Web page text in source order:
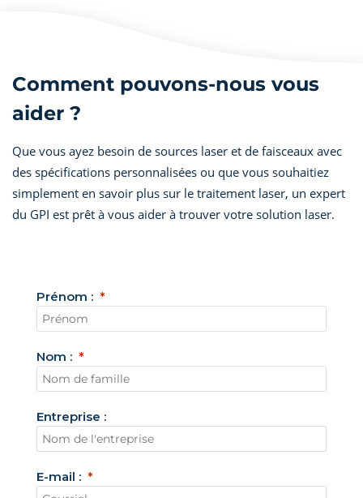
Comment pouvons-nous vous
aider ?
Que vous ayez besoin de sources laser et de faisceaux avec
des spécifications personnalisées ou que vous souhaitiez
simplement en savoir plus sur le traitement laser, un expert
du GPI est prêt à vous aider à trouver votre solution laser.
Prénom :
Nom :
Entreprise :
E-mail :